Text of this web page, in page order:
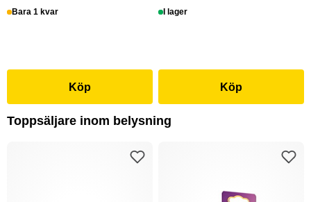
Bara 1 kvar
Köp
I lager
Köp
Toppsäljare inom belysning